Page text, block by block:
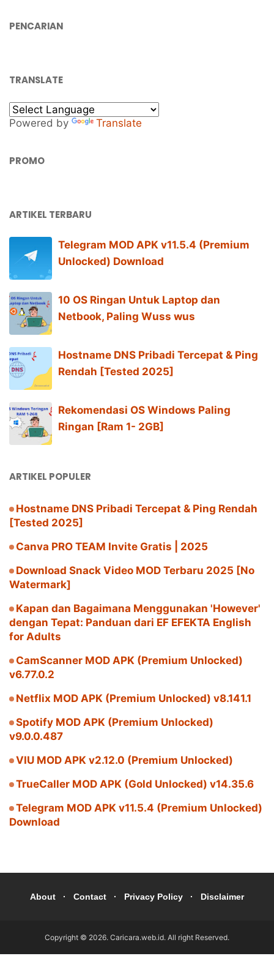
PENCARIAN
TRANSLATE
Powered by Translate
PROMO
ARTIKEL TERBARU
Telegram MOD APK v11.5.4 (Premium
Unlocked) Download
10 OS Ringan Untuk Laptop dan
Netbook, Paling Wuss wus
Hostname DNS Pribadi Tercepat & Ping
Rendah [Tested 2025]
Rekomendasi OS Windows Paling
Ringan [Ram 1- 2GB]
ARTIKEL POPULER
Hostname DNS Pribadi Tercepat & Ping Rendah
[Tested 2025]
Canva PRO TEAM Invite Gratis | 2025
Download Snack Video MOD Terbaru 2025 [No
Watermark]
Kapan dan Bagaimana Menggunakan 'However'
dengan Tepat: Panduan dari EF EFEKTA English
for Adults
CamScanner MOD APK (Premium Unlocked)
v6.77.0.2
Netflix MOD APK (Premium Unlocked) v8.141.1
Spotify MOD APK (Premium Unlocked)
v9.0.0.487
VIU MOD APK v2.12.0 (Premium Unlocked)
TrueCaller MOD APK (Gold Unlocked) v14.35.6
Telegram MOD APK v11.5.4 (Premium Unlocked)
Download
About Contact Privacy Policy Disclaimer
Copyright © 2026. Caricara.web.id. All right Reserved.